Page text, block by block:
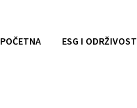
POČETNA ESG I ODRŽIVOST